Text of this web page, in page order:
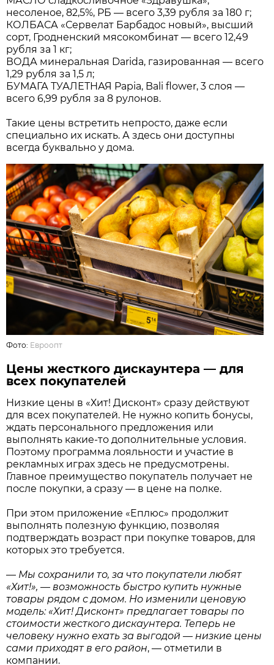
несоленое, 82,5%, РБ — всего 3,39 рубля за 180 г;
КОЛБАСА «Сервелат Барбадос новый», высший
сорт, Гродненский мясокомбинат — всего 12,49
рубля за 1 кг;
ВОДА минеральная Darida, газированная — всего
1,29 рубля за 1,5 л;
БУМАГА ТУАЛЕТНАЯ Papia, Bali flower, 3 слоя —
всего 6,99 рубля за 8 рулонов.
Такие цены встретить непросто, даже если
специально их искать. А здесь они доступны
всегда буквально у дома.
Фото: Евроопт
Цены жесткого дискаунтера — для
всех покупателей
Низкие цены в «Хит! Дисконт» сразу действуют
для всех покупателей. Не нужно копить бонусы,
ждать персонального предложения или
выполнять какие-то дополнительные условия.
Поэтому программа лояльности и участие в
рекламных играх здесь не предусмотрены.
Главное преимущество покупатель получает не
после покупки, а сразу — в цене на полке.
При этом приложение «Еплюс» продолжит
выполнять полезную функцию, позволяя
подтверждать возраст при покупке товаров, для
которых это требуется.
— Мы сохранили то, за что покупатели любят
«Хит!», — возможность быстро купить нужные
товары рядом с домом. Но изменили ценовую
модель: «Хит! Дисконт» предлагает товары по
стоимости жесткого дискаунтера. Теперь не
человеку нужно ехать за выгодой — низкие цены
сами приходят в его район, — отметили в
компании.